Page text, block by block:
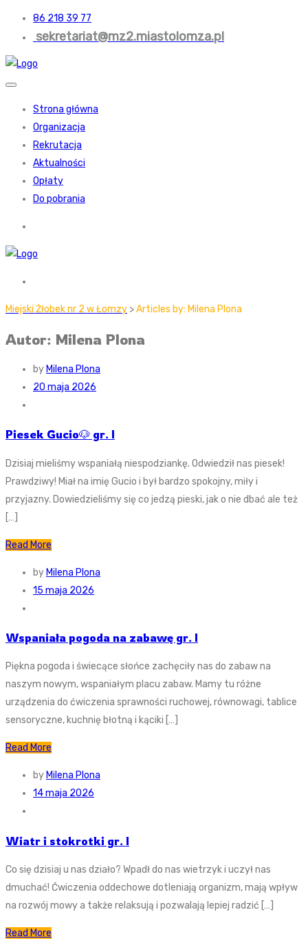
86 218 39 77
sekretariat@mz2.miastolomza.pl
Strona główna
Organizacja
Rekrutacja
Aktualności
Opłaty
Do pobrania
Miejski Żłobek nr 2 w Łomzy >Articles by: Milena Plona
Autor: Milena Plona
by Milena Plona
20 maja 2026
Piesek Gucio🐶 gr. I
Dzisiaj mieliśmy wspaniałą niespodziankę. Odwiedził nas piesek!
Prawdziwy! Miał na imię Gucio i był bardzo spokojny, miły i
przyjazny. Dowiedzieliśmy się co jedzą pieski, jak o nie dbać ale też
[…]
Read More
by Milena Plona
15 maja 2026
Wspaniała pogoda na zabawę gr. I
Piękna pogoda i świecące słońce zachęciły nas do zabaw na
naszym nowym, wspaniałym placu zabaw. Mamy tu różne
urządzenia do ćwiczenia sprawności ruchowej, równowagi, tablice
sensoryczne, kuchnię błotną i kąciki […]
Read More
by Milena Plona
14 maja 2026
Wiatr i stokrotki gr. I
Co się dzisiaj u nas działo? Wpadł do nas wietrzyk i uczył nas
dmuchać! Ćwiczenia oddechowe dotleniają organizm, mają wpływ
na rozwój mowy a także relaksują i pozwalają lepiej radzić […]
Read More